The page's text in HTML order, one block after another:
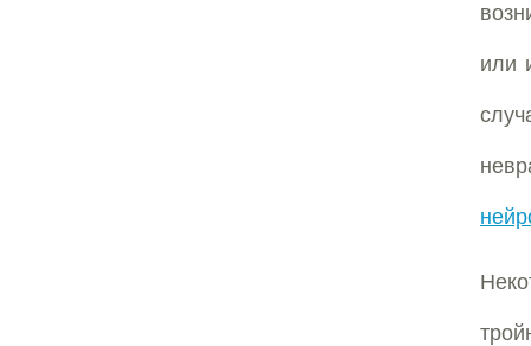
или